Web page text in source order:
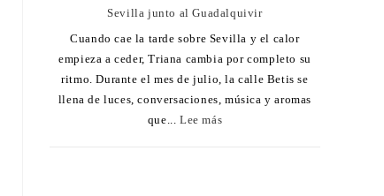
Sevilla junto al Guadalquivir
Cuando cae la tarde sobre Sevilla y el calor
empieza a ceder, Triana cambia por completo su
ritmo. Durante el mes de julio, la calle Betis se
llena de luces, conversaciones, música y aromas
que... Lee más